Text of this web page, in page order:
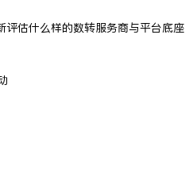
估什么样的数转服务商与平台底座